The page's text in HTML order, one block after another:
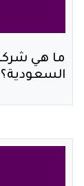
ما هي
السعودية؟